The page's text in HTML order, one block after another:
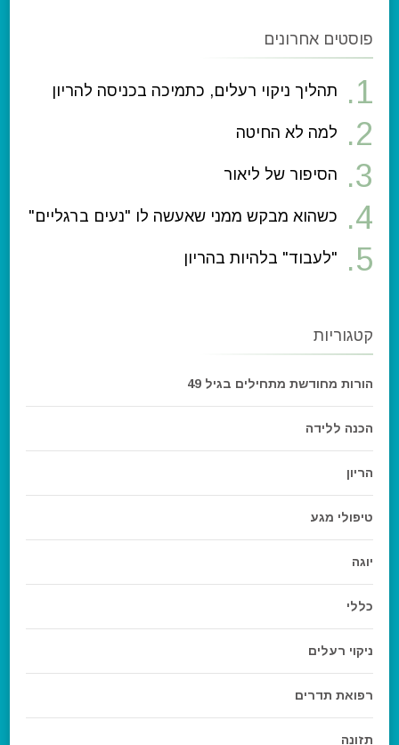
פוסטים אחרונים
תהליך ניקוי רעלים, כתמיכה בכניסה להריון
למה לא החיטה
הסיפור של ליאור
כשהוא מבקש ממני שאעשה לו "נעים ברגליים"
"לעבוד" בלהיות בהריון
קטגוריות
הורות מחודשת מתחילים בגיל 49
הכנה ללידה
הריון
טיפולי מגע
יוגה
כללי
ניקוי רעלים
רפואת תדרים
תזונה